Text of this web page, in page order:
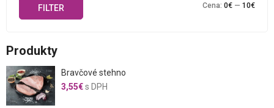
FILTER Cena: 0€ — 10€
Produkty
Bravčové stehno
3,55€s DPH